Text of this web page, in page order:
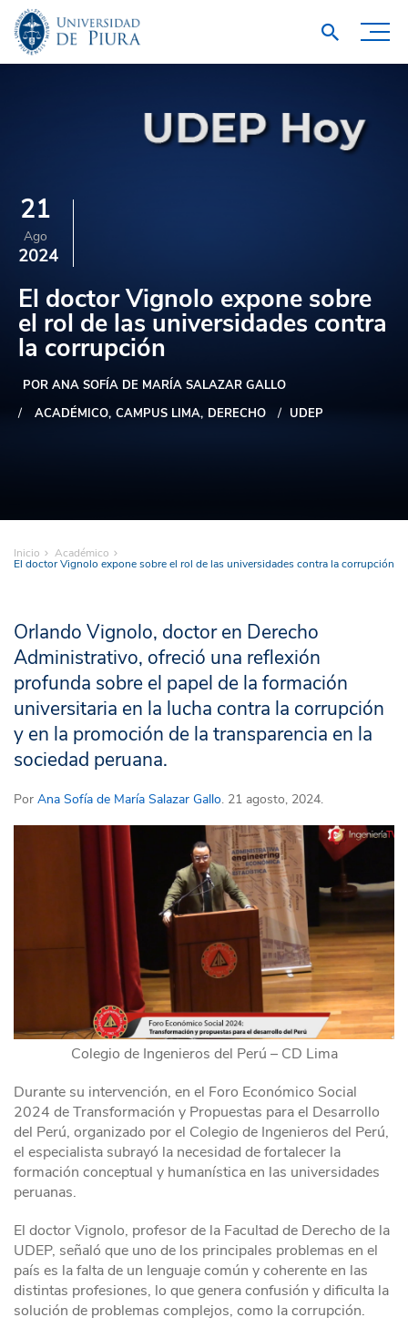
21
Ago
2024
El doctor Vignolo expone sobre
el rol de las universidades contra
la corrupción
POR ANA SOFÍA DE MARÍA SALAZAR GALLO
ACADÉMICO CAMPUS LIMA DERECHO UDEP
Inicio Académico
El doctor Vignolo expone sobre el rol de las universidades contra la corrupción
Orlando Vignolo, doctor en Derecho
Administrativo, ofreció una reflexión
profunda sobre el papel de la formación
universitaria en la lucha contra la corrupción
y en la promoción de la transparencia en la
sociedad peruana.
Por Ana Sofía de María Salazar Gallo. 21 agosto, 2024.
Colegio de Ingenieros del Perú – CD Lima
Durante su intervención, en el Foro Económico Social
2024 de Transformación y Propuestas para el Desarrollo
del Perú, organizado por el Colegio de Ingenieros del Perú,
el especialista subrayó la necesidad de fortalecer la
formación conceptual y humanística en las universidades
peruanas.
El doctor Vignolo, profesor de la Facultad de Derecho de la
UDEP, señaló que uno de los principales problemas en el
país es la falta de un lenguaje común y coherente en las
distintas profesiones, lo que genera confusión y dificulta la
solución de problemas complejos, como la corrupción.